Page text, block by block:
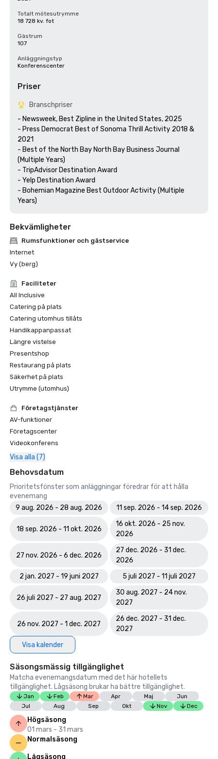
Totalt mötesutrymme
18 728 kv. fot
Gästrum
107
Anläggningstyp
Konferenscenter
Priser
Branschpriser
- Newsweek, Best Zipline in the United States, 2025
- Press Democrat Best of Sonoma Thrill Activity 2018 &
2021
- Best of the North Bay North Bay Business Journal
(Multiple Years)
- TripAdvisor Destination Award
- Yelp Destination Award
- Bohemian Magazine Best Outdoor Activity (Multiple
Bekvämligheter
Rumsfunktioner och gästservice
Internet
Vy (berg)
Faciliteter
All Inclusive
Catering på plats
Catering utomhus tillåts
Handikappanpassat
Längre vistelse
Presentshop
Restaurang på plats
Säkerhet på plats
Utrymme (utomhus)
Företagstjänster
AV-funktioner
Företagscenter
Videokonferens
Visa alla (7)
Behovsdatum
Prioritetsfönster som anläggningar föredrar för att hålla
evenemang
9 aug. 2026 - 28 aug. 2026
11 sep. 2026 - 14 sep. 2026
18 sep. 2026 - 11 okt. 2026
16 okt. 2026 - 25 nov.
2026
27 nov. 2026 - 6 dec. 2026
27 dec. 2026 - 31 dec.
2026
2 jan. 2027 - 19 juni 2027
5 juli 2027 - 11 juli 2027
26 juli 2027 - 27 aug. 2027
30 aug. 2027 - 24 nov.
2027
26 nov. 2027 - 1 dec. 2027
26 dec. 2027 - 31 dec.
2027
Visa kalender
Säsongsmässig tillgänglighet
Matcha evenemangsdatum med det här hotellets
tillgänglighet. Lågsäsong brukar ha bättre tillgänglighet.
Jan Feb Mar Apr Maj
Jun
Jul
Aug Sep Okt Nov Dec
Högsäsong
01 mars - 31 mars
Normalsäsong
Lågsäsong